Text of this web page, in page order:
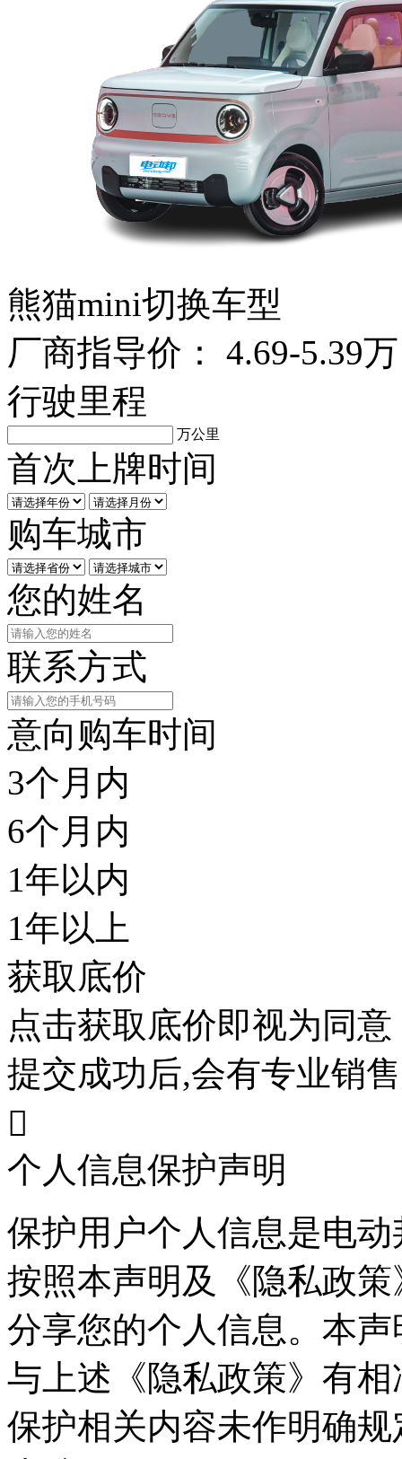
熊猫mini切换车型
厂商指导价：
4.69-5.39万
行驶里程
万公里
首次上牌时间
购车城市
您的姓名
联系方式
意向购车时间
3个月内
6个月内
1年以内
1年以上
获取底价
点击获取底价即视为同意
提交成功后,会有专业销

个人信息保护声明
保护用户个人信息是电
按照本声明及《隐私政
分享您的个人信息。本
与上述《隐私政策》有
保护相关内容未作明确